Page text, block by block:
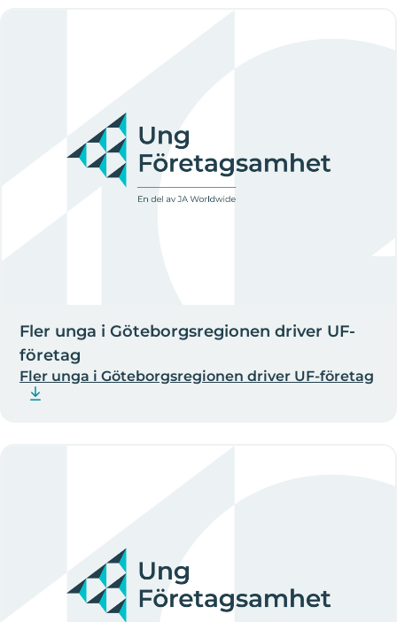
Fler unga i Göteborgsregionen driver UF-
företag
Fler unga i Göteborgsregionen driver UF-företag